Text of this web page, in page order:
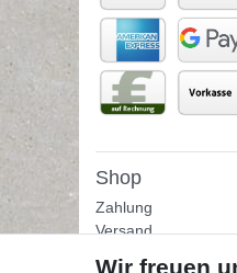
Shop
Zahlung
Versand